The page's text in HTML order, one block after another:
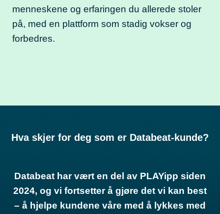
menneskene og erfaringen du allerede stoler
på, med en plattform som stadig vokser og
forbedres.
Hva skjer for deg som er Databeat-kunde?
Databeat har vært en del av PLAYipp siden
2024, og vi fortsetter å gjøre det vi kan best
– å hjelpe kundene våre med å lykkes med